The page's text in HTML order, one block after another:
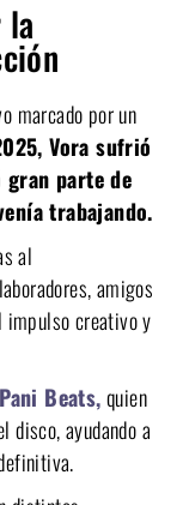
la
marcado por un
Vora sufrió
parte de
trabajando.
al
amigos
impulso creativo y
Pani Beats,quien
disco, ayudando a